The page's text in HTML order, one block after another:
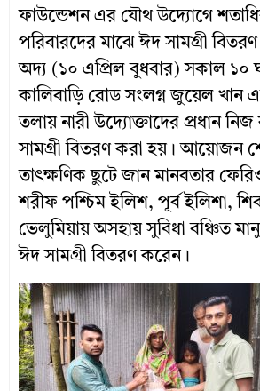
ফাউন্ডেশন এর যৌথ উদ্যোগে
পরিবারদের মাঝে ঈদ সামগ্রী
অদ্য (১০ এপ্রিল বুধবার) সকাল ১০
কালিবাড়ি রোড সংলগ্ন জুয়েল খান
তলায় নারী উদ্যোক্তাদের প্রধান
সামগ্রী বিতরণ করা হয়। আয়োজন
তাৎক্ষণিক ছুটে জান মানবতার
শরীফ পশ্চিম ইলিশ, পূর্ব ইলিশা,
ভেলুমিয়ায় অসহায় সুবিধা বঞ্চিত
ঈদ সামগ্রী বিতরণ করেন।